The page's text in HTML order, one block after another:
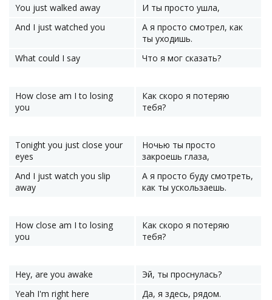
You just walked away
И ты просто ушла,
And I just watched you
А я просто смотрел, как
ты уходишь.
What could I say
Что я мог сказать?
How close am I to losing
you
Как скоро я потеряю
тебя?
Tonight you just close your
eyes
Ночью ты просто
закроешь глаза,
And I just watch you slip
away
А я просто буду смотреть,
как ты ускользаешь.
How close am I to losing
you
Как скоро я потеряю
тебя?
Hey, are you awake
Эй, ты проснулась?
Yeah I'm right here
Да, я здесь, рядом.